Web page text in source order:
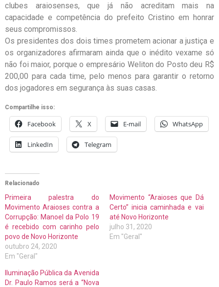
clubes araiosenses, que já não acreditam mais na
capacidade e competência do prefeito Cristino em honrar
seus compromissos.
Os presidentes dos dois times prometem acionar a justiça e
os organizadores afirmaram ainda que o inédito vexame só
não foi maior, porque o empresário Weliton do Posto deu R$
200,00 para cada time, pelo menos para garantir o retorno
dos jogadores em segurança às suas casas.
Compartilhe isso:
Facebook X E-mail WhatsApp
LinkedIn Telegram
Relacionado
Primeira palestra do
Movimento Araioses contra a
Corrupção: Manoel da Polo 19
é recebido com carinho pelo
povo de Novo Horizonte
outubro 24, 2020
Em "Geral"
Movimento “Araioses que Dá
Certo” inicia caminhada e vai
até Novo Horizonte
julho 31, 2020
Em "Geral"
Iluminação Pública da Avenida
Dr. Paulo Ramos será a “Nova